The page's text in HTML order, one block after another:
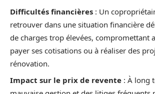
Difficultés financières : Un
retrouver dans une situation financière
de charges trop élevées, compromettant
payer ses cotisations ou à réaliser des
rénovation.
Impact sur le prix de revente : À long